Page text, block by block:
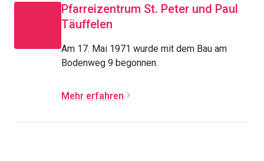
Pfarreizentrum St. Peter und Paul
Täuffelen
Am 17. Mai 1971 wurde mit dem Bau am
Bodenweg 9 begonnen.
Mehr erfahren